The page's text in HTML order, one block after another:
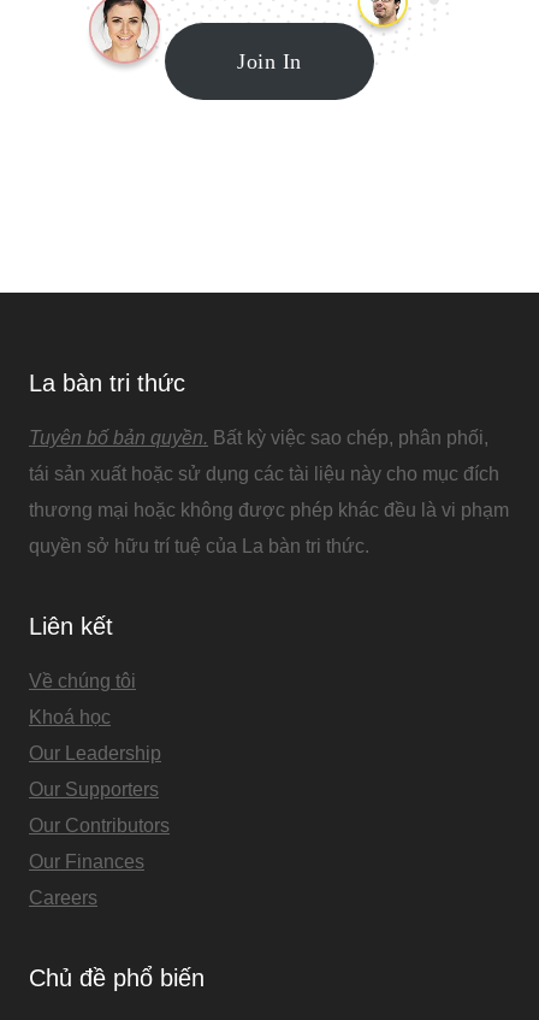
Join In
La bàn tri thức
Tuyên bố bản quyền. Bất kỳ việc sao chép, phân phối,
tái sản xuất hoặc sử dụng các tài liệu này cho mục đích
thương mại hoặc không được phép khác đều là vi phạm
quyền sở hữu trí tuệ của La bàn tri thức.
Liên kết
Về chúng tôi
Khoá học
Our Leadership
Our Supporters
Our Contributors
Our Finances
Careers
Chủ đề phổ biến